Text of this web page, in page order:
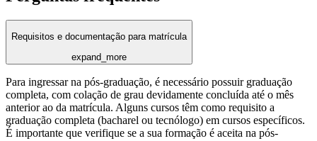
Requisitos e documentação para matrícula
expand_more
Para ingressar na pós-graduação, é necessário possuir graduação
completa, com colação de grau devidamente concluída até o mês
anterior ao da matrícula. Alguns cursos têm como requisito a
graduação completa (bacharel ou tecnólogo) em cursos específicos.
É importante que verifique se a sua formação é aceita na pós-